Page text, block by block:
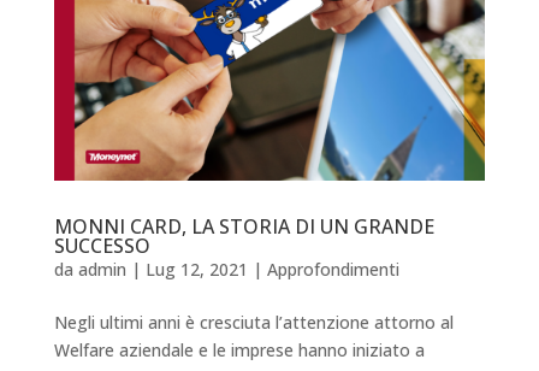
MONNI CARD, LA STORIA DI UN GRANDE
SUCCESSO
da admin | Lug 12, 2021 | Approfondimenti
Negli ultimi anni è cresciuta l’attenzione attorno al
Welfare aziendale e le imprese hanno iniziato a